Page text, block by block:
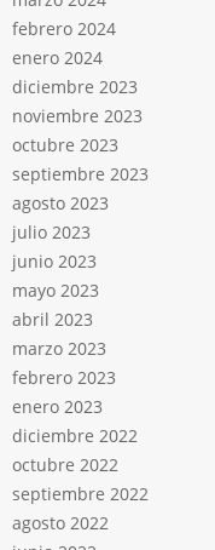
febrero 2024
enero 2024
diciembre 2023
noviembre 2023
octubre 2023
septiembre 2023
agosto 2023
julio 2023
junio 2023
mayo 2023
abril 2023
marzo 2023
febrero 2023
enero 2023
diciembre 2022
octubre 2022
septiembre 2022
agosto 2022